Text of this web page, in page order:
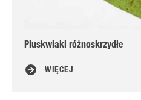
Pluskwiaki różnoskrzydłe
WIĘCEJ